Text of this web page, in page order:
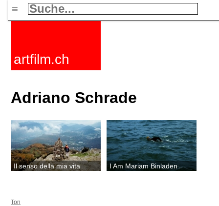
≡
artfilm.ch
Adriano Schrade
Il senso della mia vita I Am Mariam Binladen
Ton